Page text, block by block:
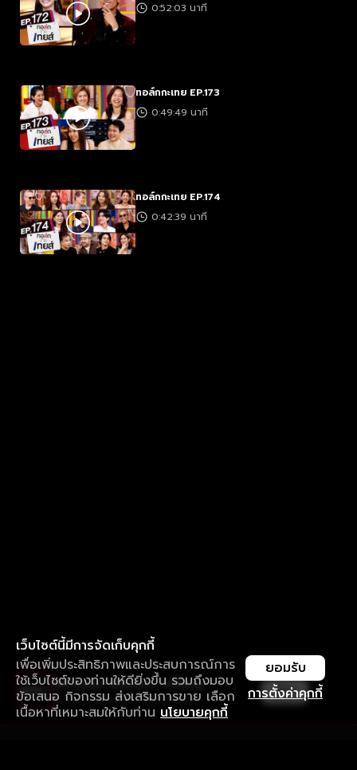
0:52:03 นาที
ทอล์กกะเทย EP.173
0:49:49 นาที
ทอล์กกะเทย EP.174
0:42:39 นาที
เว็บไซต์นี้มีการจัดเก็บคุกกี้
เพื่อเพิ่มประสิทธิภาพและประสบการณ์การ
ใช้เว็บไซต์ของท่านให้ดียิ่งขึ้น รวมถึงมอบ
ข้อเสนอ กิจกรรม ส่งเสริมการขาย เลือก
เนื้อหาที่เหมาะสมให้กับท่าน นโยบายคุกกี้
การตั้งค่าคุกกี้
ยอมรับ
ใช้งานแอป ลื่นไหลกว่า ไม่มีสะดุด
ดาวน์โหลดแอปเพื่อการรับชมที่ดีกว่า เปิด